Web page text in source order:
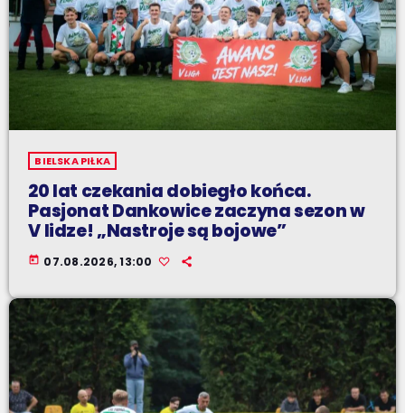
BIELSKA PIŁKA
20 lat czekania dobiegło końca.
Pasjonat Dankowice zaczyna sezon w
V lidze! „Nastroje są bojowe”
today 07.08.2026, 13:00